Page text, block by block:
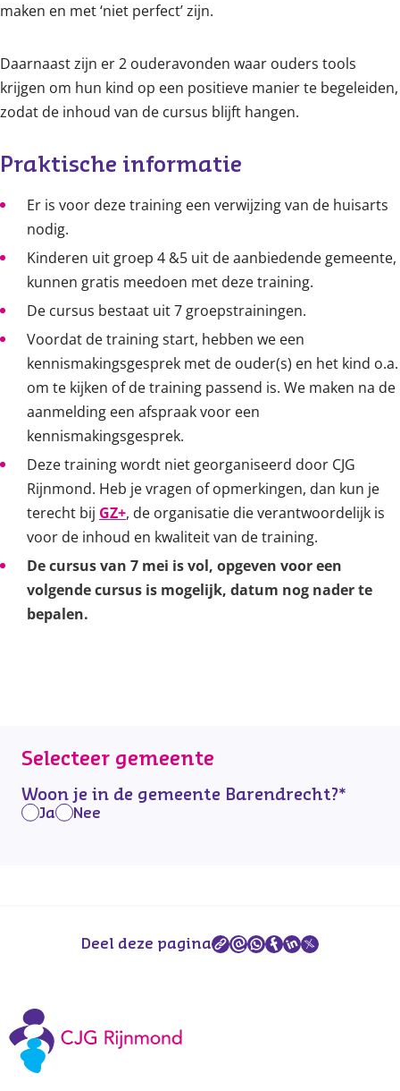
maken en met ‘niet perfect’ zijn.
Daarnaast zijn er 2 ouderavonden waar ouders tools
krijgen om hun kind op een positieve manier te begeleiden,
zodat de inhoud van de cursus blijft hangen.
Praktische informatie
Er is voor deze training een verwijzing van de huisarts
nodig.
Kinderen uit groep 4 &5 uit de aanbiedende gemeente,
kunnen gratis meedoen met deze training.
De cursus bestaat uit 7 groepstrainingen.
Voordat de training start, hebben we een
kennismakingsgesprek met de ouder(s) en het kind o.a.
om te kijken of de training passend is. We maken na de
aanmelding een afspraak voor een
kennismakingsgesprek.
Deze training wordt niet georganiseerd door CJG
Rijnmond. Heb je vragen of opmerkingen, dan kun je
terecht bij GZ+, de organisatie die verantwoordelijk is
voor de inhoud en kwaliteit van de training.
De cursus van 7 mei is vol, opgeven voor een
volgende cursus is mogelijk, datum nog nader te
bepalen.
Selecteer gemeente
Woon je in de gemeente Barendrecht?*
Ja Nee
Deel deze pagina